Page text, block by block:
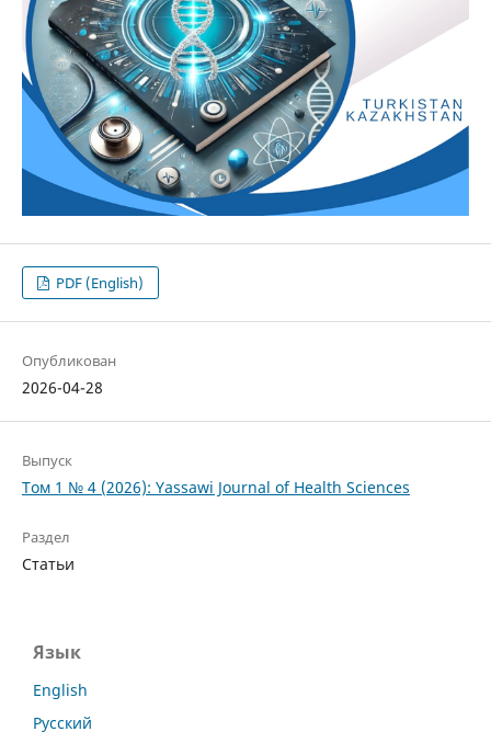
PDF (English)
Опубликован
2026-04-28
Выпуск
Том 1 № 4 (2026): Yassawi Journal of Health Sciences
Раздел
Статьи
Язык
English
Русский